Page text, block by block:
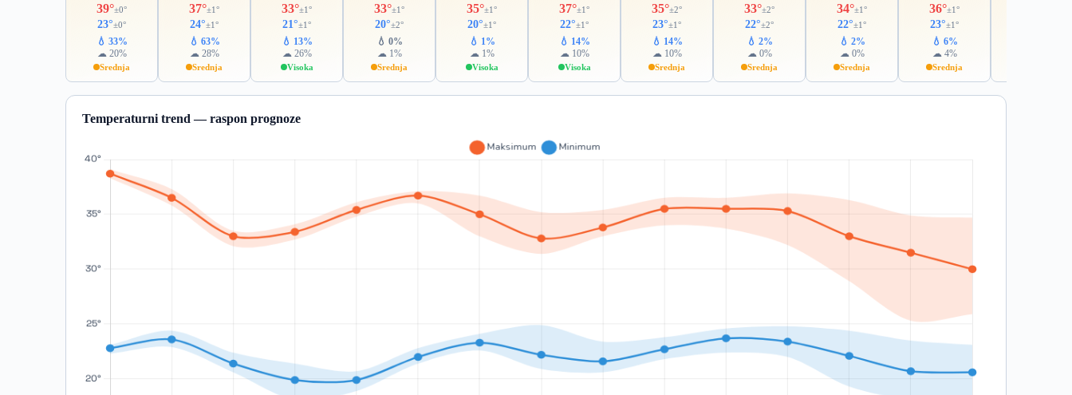
39°±0°
23°±0°
💧 33%
☁ 20%
Srednja
37°±1°
24°±1°
💧 63%
☁ 28%
Srednja
33°±1°
21°±1°
💧 13%
☁ 26%
Visoka
33°±1°
20°±2°
💧 0%
☁ 1%
Srednja
35°±1°
20°±1°
💧 1%
☁ 1%
Visoka
37°±1°
22°±1°
💧 14%
☁ 10%
Visoka
35°±2°
23°±1°
💧 14%
☁ 10%
Srednja
33°±2°
22°±2°
💧 2%
☁ 0%
Srednja
34°±1°
22°±1°
💧 2%
☁ 0%
Srednja
36°±1°
23°±1°
💧 6%
☁ 4%
Srednja
Temperaturni trend — raspon prognoze